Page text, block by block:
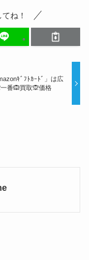
ね！
ｷﾞﾌﾄｶｰﾄﾞ」は広
番🙉買取🙊価格